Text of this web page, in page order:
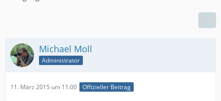
Michael Moll
Administrator
11. März 2015 um 11:00 Offizieller Beitrag